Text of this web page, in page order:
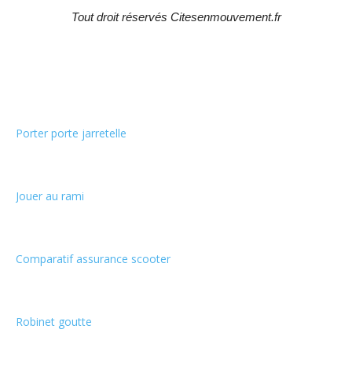
Tout droit réservés Citesenmouvement.fr
Porter porte jarretelle
Jouer au rami
Comparatif assurance scooter
Robinet goutte